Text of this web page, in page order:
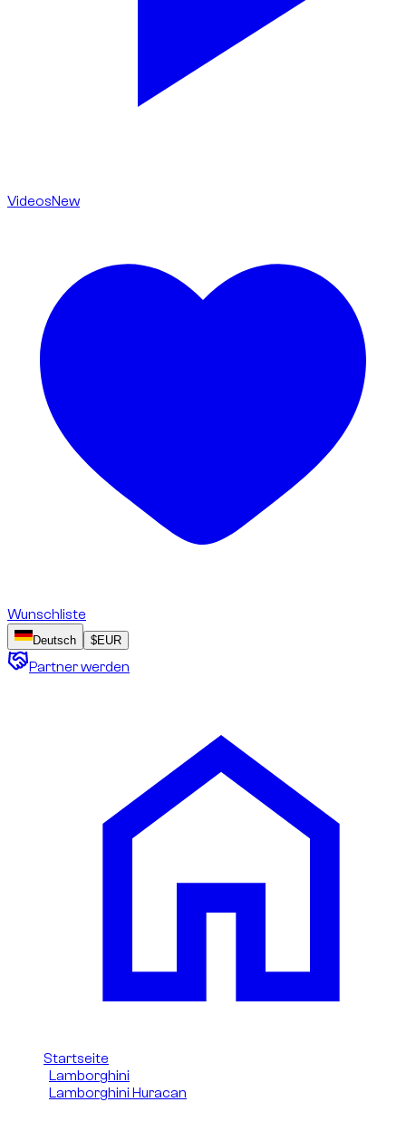
VideosNew
Wunschliste
Deutsch $EUR
Partner werden
Startseite
Lamborghini
Lamborghini Huracan